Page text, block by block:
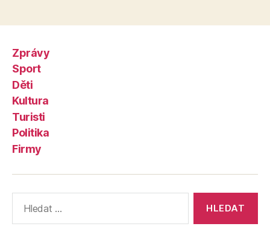
Zprávy
Sport
Děti
Kultura
Turisti
Politika
Firmy
vyhledávání: